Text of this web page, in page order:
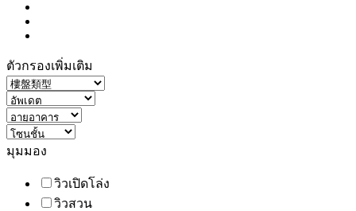
ตัวกรองเพิ่มเติม
มุมมอง
วิวเปิดโล่ง
วิวสวน